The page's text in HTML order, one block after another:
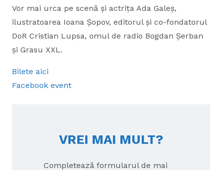
Vor mai urca pe scenă și actrița Ada Galeș,
ilustratoarea Ioana Șopov, editorul și co-fondatorul
DoR Cristian Lupsa, omul de radio Bogdan Șerban
și Grasu XXL.
Bilete aici
Facebook event
VREI MAI MULT?
Completează formularul de mai